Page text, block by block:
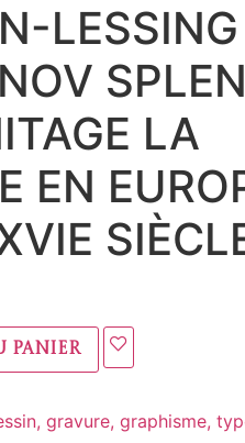
LESSING
LA
EN
panier
gravure, graphisme,